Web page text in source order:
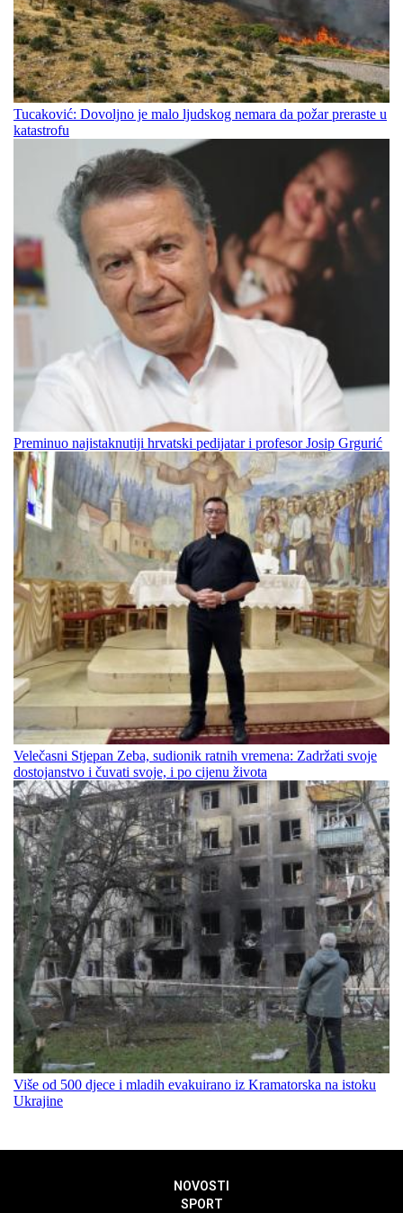
Tucaković: Dovoljno je malo ljudskog nemara da požar preraste u
katastrofu
Preminuo najistaknutiji hrvatski pedijatar i profesor Josip Grgurić
Velečasni Stjepan Zeba, sudionik ratnih vremena: Zadržati svoje
dostojanstvo i čuvati svoje, i po cijenu života
Više od 500 djece i mladih evakuirano iz Kramatorska na istoku
Ukrajine
NOVOSTI
SPORT